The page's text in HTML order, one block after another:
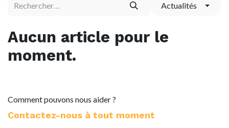
Actualités
Aucun article pour le
moment.
Comment pouvons nous aider ?
Contactez-nous à tout moment